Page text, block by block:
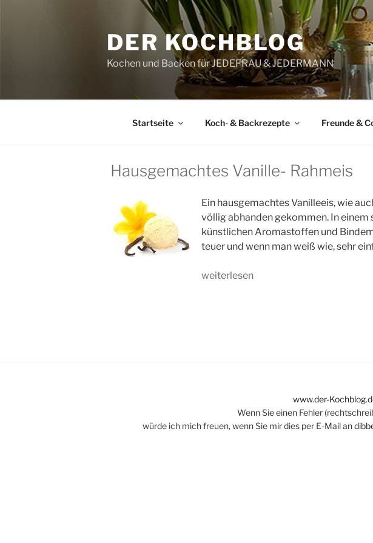
DER KOCHBLOG
Kochen und Backen für JEDEFRAU & JEDERMANN
Startseite Koch- & Backrezepte Freunde &
Hausgemachtes Vanille- Rahmeis
Ein hausgemachtes Vanilleeis, wie
völlig abhanden gekommen. In
künstlichen Aromastoffen und
teuer und wenn man weiß wie, sehr
„Hausgemachtes
weiterlesen
www.der-
Wenn Sie einen Fehler
würde ich mich freuen, wenn Sie mir dies per E-Mail an